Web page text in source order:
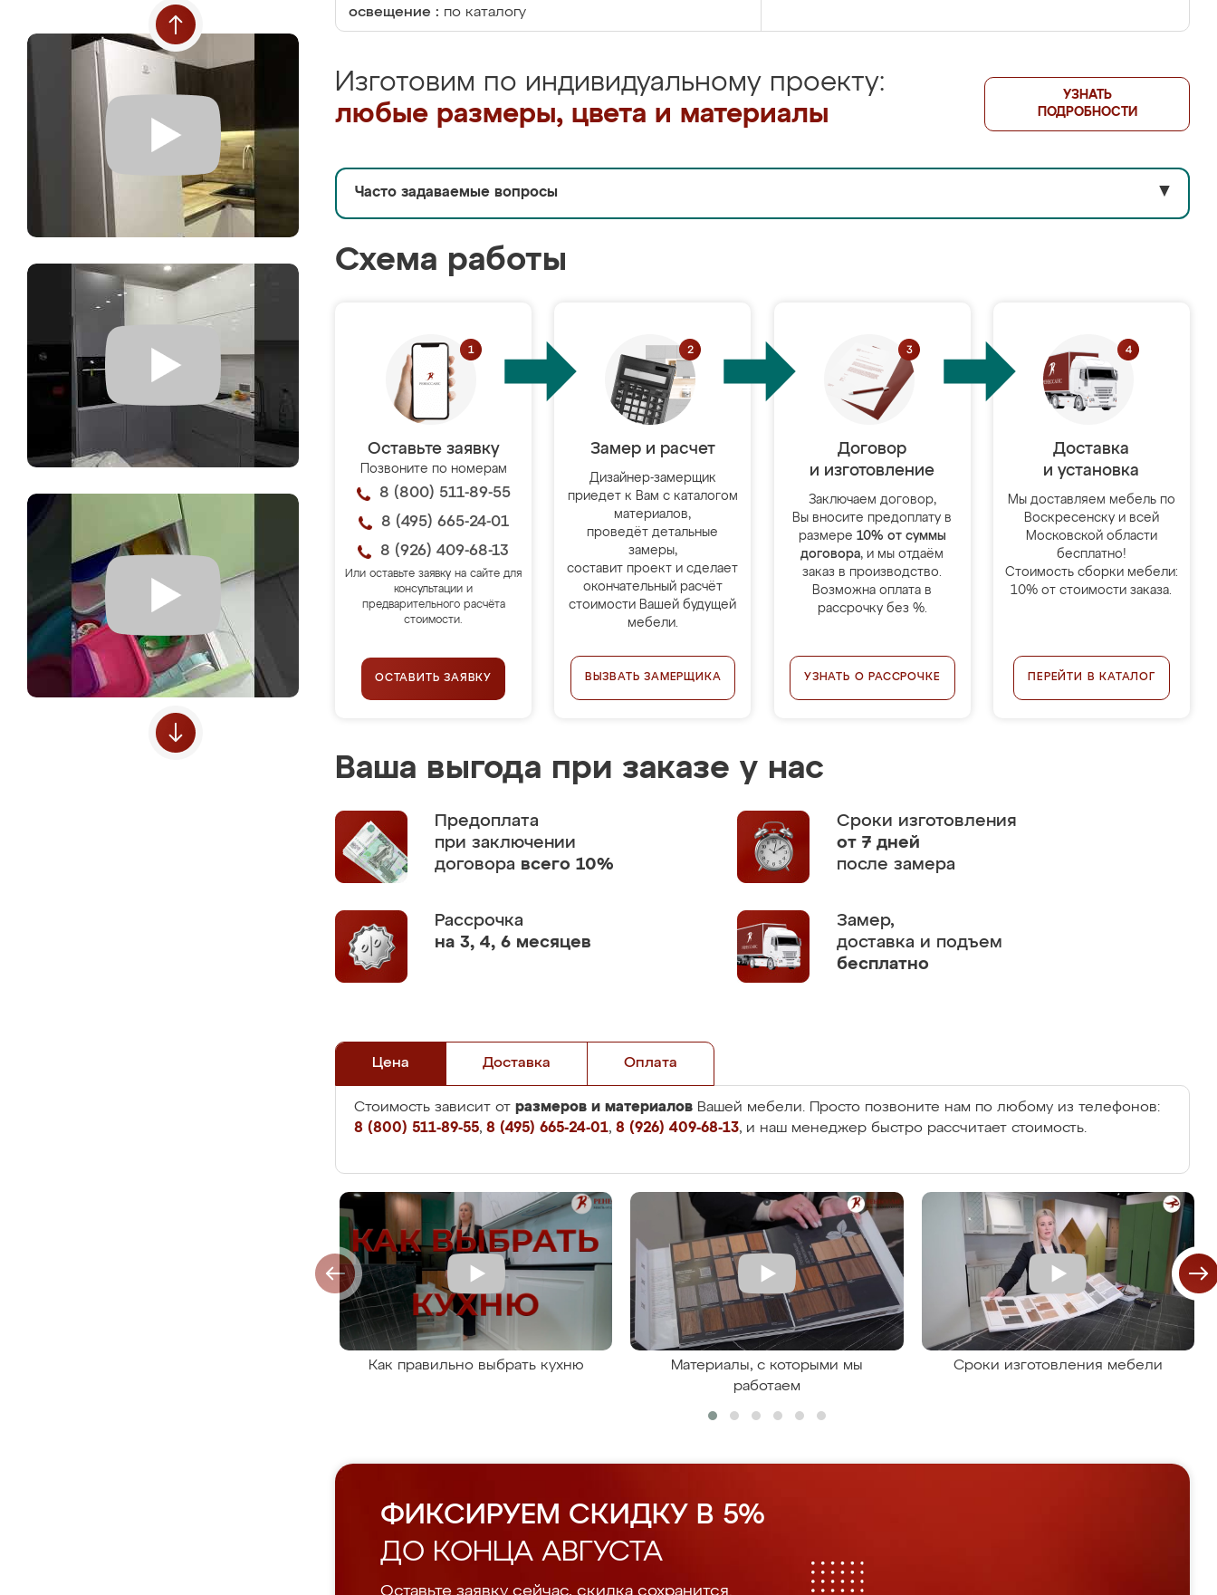
освещение : по каталогу
Изготовим по индивидуальному проекту:
любые размеры, цвета и материалы
УЗНАТЬ
ПОДРОБНОСТИ
Часто задаваемые вопросы ▼
Схема работы
Оставьте заявку
Позвоните по номерам
8 (800) 511-89-55
8 (495) 665-24-01
8 (926) 409-68-13
Или оставьте заявку на сайте для
консультации и
предварительного расчёта
стоимости.
ОСТАВИТЬ ЗАЯВКУ
Замер и расчет
Дизайнер-замерщик
приедет к Вам с каталогом
материалов,
проведёт детальные
замеры,
составит проект и сделает
окончательный расчёт
стоимости Вашей будущей
мебели.
ВЫЗВАТЬ ЗАМЕРЩИКА
Договор
и изготовление
Заключаем договор,
Вы вносите предоплату в
размере 10% от суммы
договора, и мы отдаём
заказ в производство.
Возможна оплата в
рассрочку без %.
УЗНАТЬ О РАССРОЧКЕ
Доставка
и установка
Мы доставляем мебель по
Воскресенску и всей
Московской области
бесплатно!
Стоимость сборки мебели:
10% от стоимости заказа.
ПЕРЕЙТИ В КАТАЛОГ
Ваша выгода при заказе у нас
Предоплата
при заключении
договора всего 10%
Сроки изготовления
от 7 дней
после замера
Рассрочка
на 3, 4, 6 месяцев
Замер,
доставка и подъем
бесплатно
Цена Доставка Оплата
Стоимость зависит от размеров и материалов Вашей мебели. Просто позвоните нам по любому из телефонов:
8 (800) 511-89-55, 8 (495) 665-24-01, 8 (926) 409-68-13, и наш менеджер быстро рассчитает стоимость.
Как правильно выбрать кухню
Материалы, с которыми мы
работаем
Сроки изготовления мебели
ФИКСИРУЕМ СКИДКУ В 5%
ДО КОНЦА АВГУСТА
Оставьте заявку сейчас, скидка сохранится.